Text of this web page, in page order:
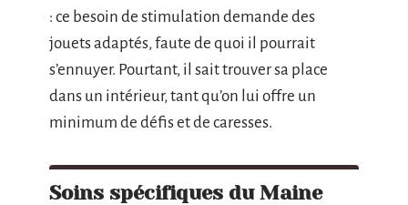
: ce besoin de stimulation demande des
jouets adaptés, faute de quoi il pourrait
s’ennuyer. Pourtant, il sait trouver sa place
dans un intérieur, tant qu’on lui offre un
minimum de défis et de caresses.
Soins spécifiques du Maine